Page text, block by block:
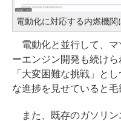
電動化に対応する内燃機関
電動化と並行して、マ
ーエンジン開発も続け
「大変困難な挑戦」と
な進捗を見せていると毛
また、既存のガソリン